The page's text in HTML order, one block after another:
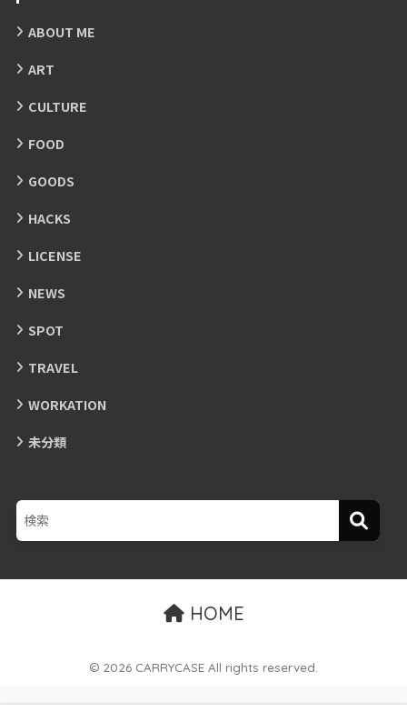
ABOUT ME
ART
CULTURE
FOOD
GOODS
HACKS
LICENSE
NEWS
SPOT
TRAVEL
WORKATION
未分類
HOME
© 2026 CARRYCASE All rights reserved.